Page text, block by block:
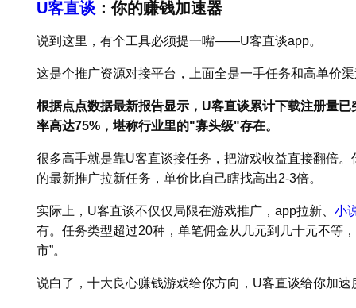
U客直谈 ：你的赚钱加速器
说到这里，有个工具必须提一嘴——U客直谈app。
这是个推广资源对接平台，上面全是一手任务和高单价
根据点点数据最新报告显示，U客直谈累计下载注册量
率高达75%，堪称行业里的"寡头级"存在。
很多高手就是靠U客直谈接任务，把游戏收益直接翻倍
的最新推广拉新任务，单价比自己瞎找高出2-3倍。
实际上，U客直谈不仅仅局限在游戏推广，app拉新、 小
有。任务类型超过20种，单笔佣金从几元到几十元不等
市”。
说白了，十大良心赚钱游戏给你方向，U客直谈给你加速